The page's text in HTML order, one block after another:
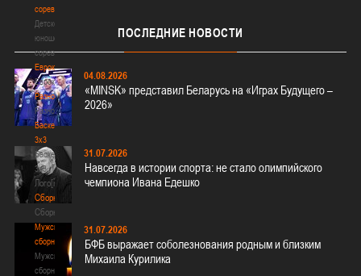
соревнования
Детско-
юношеские
соревнования
Еврокубки
Еврокубки
Разное
Разное
Баскетбол
3х3
Баскетбол
3х3
Лого[modid=121]
Сборные
Сборные
Мужские
сборные
Мужские
сборные
ПОСЛЕДНИЕ НОВОСТИ
04.08.2026
«MINSK» представил Беларусь на «Играх Будущего –
2026»
31.07.2026
Навсегда в истории спорта: не стало олимпийского
чемпиона Ивана Едешко
31.07.2026
БФБ выражает соболезнования родным и близким
Михаила Курилика